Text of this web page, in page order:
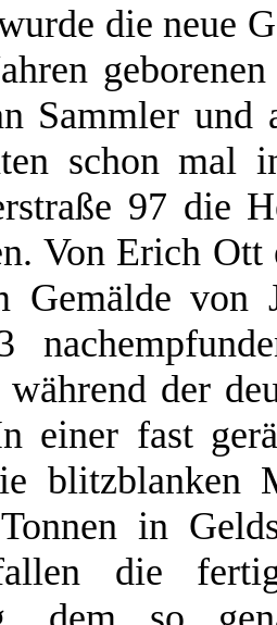
die neue
Sammler und
schon mal
97 die
Von Erich
Gemälde von
während der
einer fast
blitzblanken
in
die